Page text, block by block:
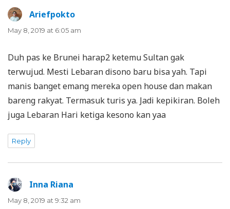
Ariefpokto
May 8, 2019 at 6:05 am
Duh pas ke Brunei harap2 ketemu Sultan gak
terwujud. Mesti Lebaran disono baru bisa yah. Tapi
manis banget emang mereka open house dan makan
bareng rakyat. Termasuk turis ya. Jadi kepikiran. Boleh
juga Lebaran Hari ketiga kesono kan yaa
Reply
Inna Riana
May 8, 2019 at 9:32 am